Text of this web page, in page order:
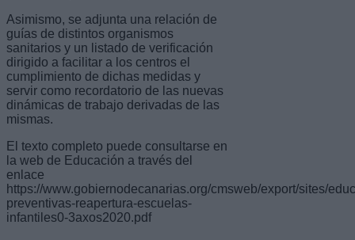
Asimismo, se adjunta una relación de
guías de distintos organismos
sanitarios y un listado de verificación
dirigido a facilitar a los centros el
cumplimiento de dichas medidas y
servir como recordatorio de las nuevas
dinámicas de trabajo derivadas de las
mismas. ​
El texto completo puede consultarse en
la web de Educación a través del
enlace
https://www.gobiernodecanarias.org/cmsweb/export/sites/
preventivas-reapertura-escuelas-
infantiles0-3axos2020.pdf